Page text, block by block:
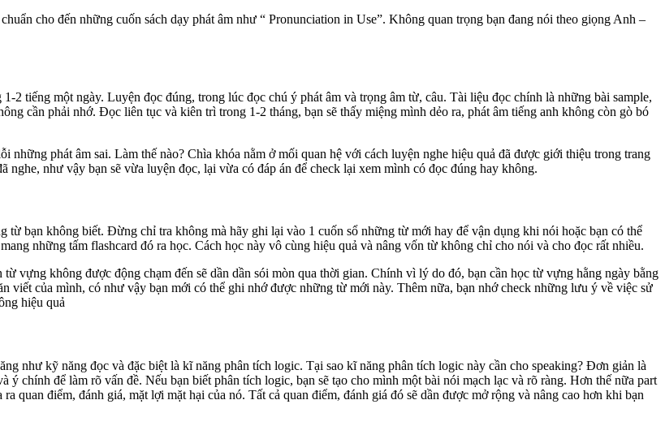
cho đến những cuốn sách dạy phát âm như “ Pronunciation in Use”. Không quan trọng bạn đang nói theo giọng Anh –
2 tiếng một ngày. Luyện đọc đúng, trong lúc đọc chú ý phát âm và trọng âm từ, câu. Tài liệu đọc chính là những bài sample,
cần phải nhớ. Đọc liên tục và kiên trì trong 1-2 tháng, bạn sẽ thấy miệng mình dẻo ra, phát âm tiếng anh không còn gò bó
phát âm sai. Làm thế nào? Chìa khóa nằm ở mối quan hệ với cách luyện nghe hiệu quả đã được giới thiệu trong trang
nghe, như vậy bạn sẽ vừa luyện đọc, lại vừa có đáp án để check lại xem mình có đọc đúng hay không.
từ bạn không biết. Đừng chỉ tra không mà hãy ghi lại vào 1 cuốn sổ những từ mới hay để vận dụng khi nói hoặc bạn có thể
những tấm flashcard đó ra học. Cách học này vô cùng hiệu quả và nâng vốn từ không chỉ cho nói và cho đọc rất nhiều.
vựng không được động chạm đến sẽ dần dần sói mòn qua thời gian. Chính vì lý do đó, bạn cần học từ vựng hằng ngày bằng
viết của mình, có như vậy bạn mới có thể ghi nhớ được những từ mới này. Thêm nữa, bạn nhớ check những lưu ý về việc sử
hiệu quả
như kỹ năng đọc và đặc biệt là kĩ năng phân tích logic. Tại sao kĩ năng phân tích logic này cần cho speaking? Đơn giản là
chính để làm rõ vấn đề. Nếu bạn biết phân tích logic, bạn sẽ tạo cho mình một bài nói mạch lạc và rõ ràng. Hơn thế nữa part
quan điểm, đánh giá, mặt lợi mặt hại của nó. Tất cả quan điểm, đánh giá đó sẽ dần được mở rộng và nâng cao hơn khi bạn